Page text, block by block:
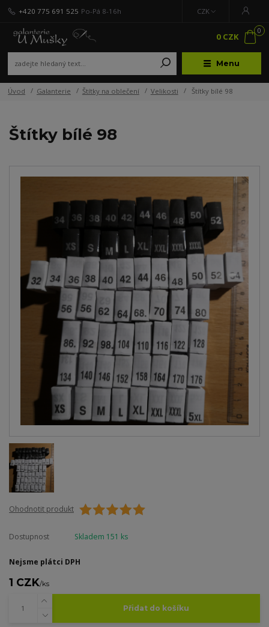
Menu
CZK
+420 775 691 525 Po-Pá 8-16h
0
0 CZK
Úvod Galanterie Štítky na oblečení Velikosti Štítky bílé 98
Štítky bílé 98
Ohodnotit produkt
Dostupnost Skladem 151 ks
Nejsme plátci DPH
1 CZK/ks
Přidat do košíku